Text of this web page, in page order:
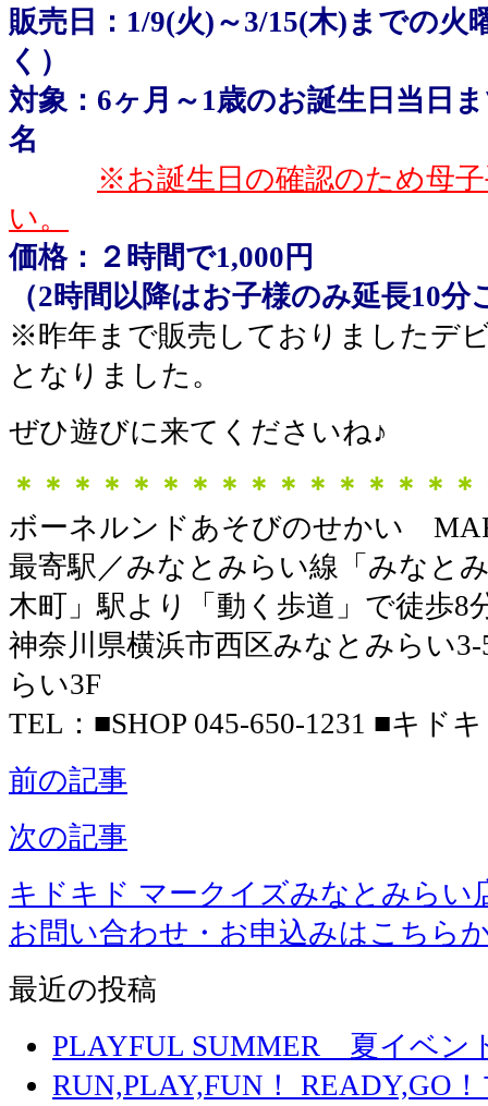
販売日：1/9(火)～3/15(木)までの火
く）
対象：6ヶ月～1歳のお誕生日当日
名
※お誕生日の確認のため母
い。
価格：２時間で1,000円
（2時間以降はお子様のみ延長10分
※昨年まで販売しておりましたデ
となりました。
ぜひ遊びに来てくださいね♪
＊＊＊＊＊＊＊＊＊＊＊＊＊＊＊
ボーネルンドあそびのせかい
最寄駅／みなとみらい線「みなと
木町」駅より「動く歩道」で徒歩8
神奈川県横浜市西区みなとみらい
らい3F
TEL：■SHOP 045-650-1231 ■キド
前の記事
次の記事
キドキド マークイズみなとみらい
お問い合わせ・お申込みはこちら
最近の投稿
PLAYFUL SUMMER 夏イベ
RUN,PLAY,FUN！ READY,GO